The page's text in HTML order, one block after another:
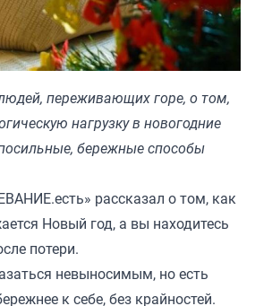
переживающих горе, о том,
нагрузку в новогодние
бережные способы
» рассказал о том, как
Новый год, а вы находитесь
потери.
невыносимым, но есть
к себе, без крайностей.